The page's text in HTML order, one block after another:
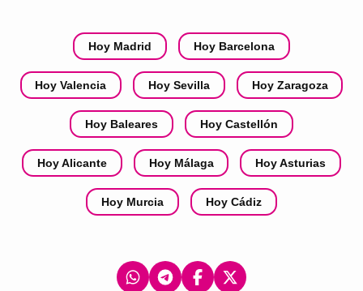
Hoy Madrid Hoy Barcelona
Hoy Valencia Hoy Sevilla Hoy Zaragoza
Hoy Baleares Hoy Castellón
Hoy Alicante Hoy Málaga Hoy Asturias
Hoy Murcia Hoy Cádiz